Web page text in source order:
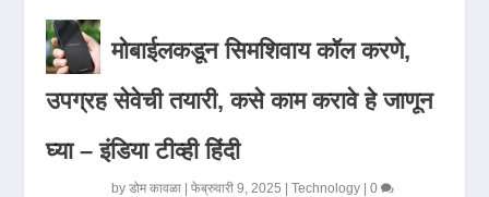
मोबाईलकडून सिमशिवाय कॉल करणे,
उपग्रह सेवेची तयारी, कसे काम करावे हे जाणून
घ्या – इंडिया टीव्ही हिंदी
byडोम कावळा |फेब्रुवारी 9, 2025 |Technology |0